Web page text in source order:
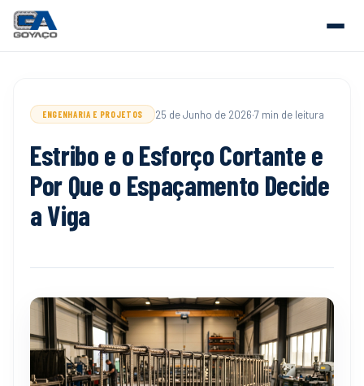
ENGENHARIA E PROJETOS 25 de Junho de 2026·7 min de leitura
Estribo e o Esforço Cortante e
Por Que o Espaçamento Decide
a Viga